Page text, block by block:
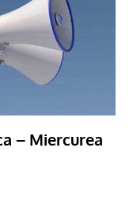
– Miercurea